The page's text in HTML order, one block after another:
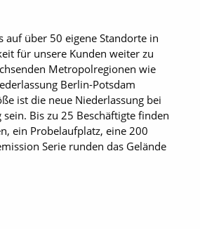
über 50 eigene Standorte in
für unsere Kunden weiter zu
Metropolregionen wie
Berlin-Potsdam
ist die neue Niederlassung bei
Bis zu 25 Beschäftigte finden
ein Probelaufplatz, eine 200
Serie runden das Gelände